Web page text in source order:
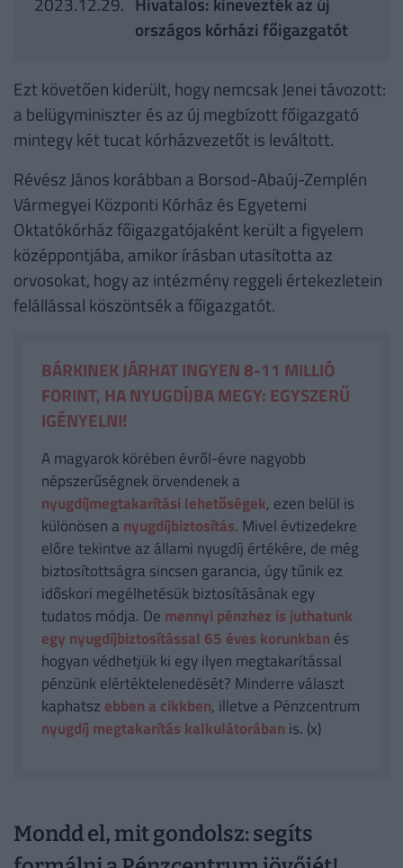
országos kórházi főigazgatót
Ezt követően kiderült, hogy nemcsak Jenei távozott:
a belügyminiszter és az új megbízott főigazgató
mintegy két tucat kórházvezetőt is leváltott.
Révész János korábban a Borsod-Abaúj-Zemplén
Vármegyei Központi Kórház és Egyetemi
Oktatókórház főigazgatójaként került a figyelem
középpontjába, amikor írásban utasította az
orvosokat, hogy az intézmény reggeli értekezletein
felállással köszöntsék a főigazgatót.
BÁRKINEK JÁRHAT INGYEN 8-11 MILLIÓ
FORINT, HA NYUGDÍJBA MEGY: EGYSZERŰ
IGÉNYELNI!
A magyarok körében évről-évre nagyobb
népszerűségnek örvendenek a
nyugdíjmegtakarítási lehetőségek, ezen belül is
különösen a nyugdíjbiztosítás. Mivel évtizedekre
előre tekintve az állami nyugdíj értékére, de még
biztosítottságra sincsen garancia, úgy tűnik ez
időskori megélhetésük biztosításának egy
tudatos módja. De mennyi pénzhez is juthatunk
egy nyugdíjbiztosítással 65 éves korunkban és
hogyan védhetjük ki egy ilyen megtakarítással
pénzünk elértéktelenedését? Minderre választ
kaphatsz ebben a cikkben, illetve a Pénzcentrum
nyugdíj megtakarítás kalkulátorában is. (x)
Mondd el, mit gondolsz: segíts